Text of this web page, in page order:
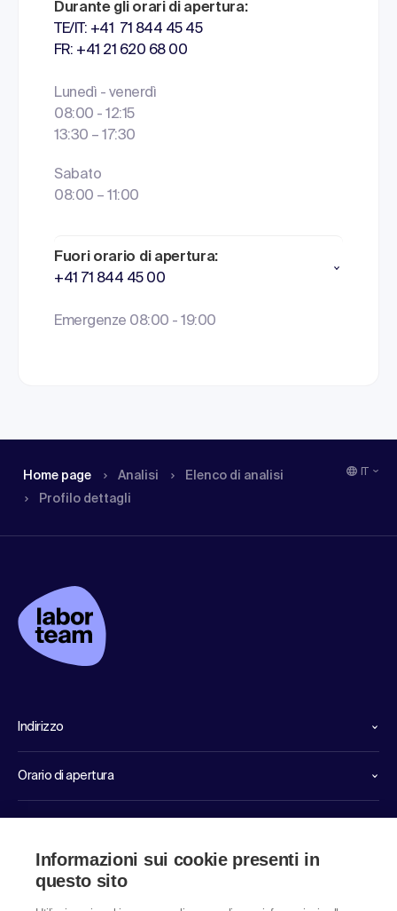
Durante gli orari di apertura:
TE/IT: +41 71 844 45 45
FR: +41 21 620 68 00
Lunedì - venerdì
08:00 - 12:15
13:30 – 17:30
Sabato
08:00 – 11:00
Fuori orario di apertura:
+41 71 844 45 00
Emergenze 08:00 - 19:00
Home page Analisi
Elenco di analisi
Profilo dettagli
Indirizzo
Orario di apertura
Informazioni sui cookie presenti in
questo sito